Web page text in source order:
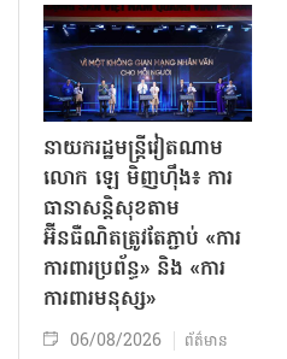
នាយករដ្ឋមន្ត្រីវៀតណាម
លោក ឡេ មិញហ៊ឹង៖ ការ
ធានាសន្តិសុខតាម
អ៊ីនធឺណិតត្រូវតែភ្ជាប់ «ការ
ការពារប្រព័ន្ធ» និង «ការ
ការពារមនុស្ស»
06/08/2026 ព័ត៌មាន